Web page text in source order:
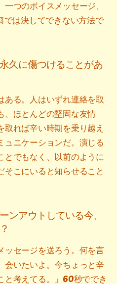
つのボイスメッセージ、
では決してできない方法で
久に傷つけることがあ
ある。人はいずれ連絡を取
、ほとんどの堅固な友情
取れば辛い時期を乗り越え
ュニケーションだ。演じる
とでもなく、以前のように
そこにいると知らせること
ンアウトしている今、
ッセージを送ろう。何を言
会いたいよ。今ちょっと辛
と考えてる。」60秒ででき